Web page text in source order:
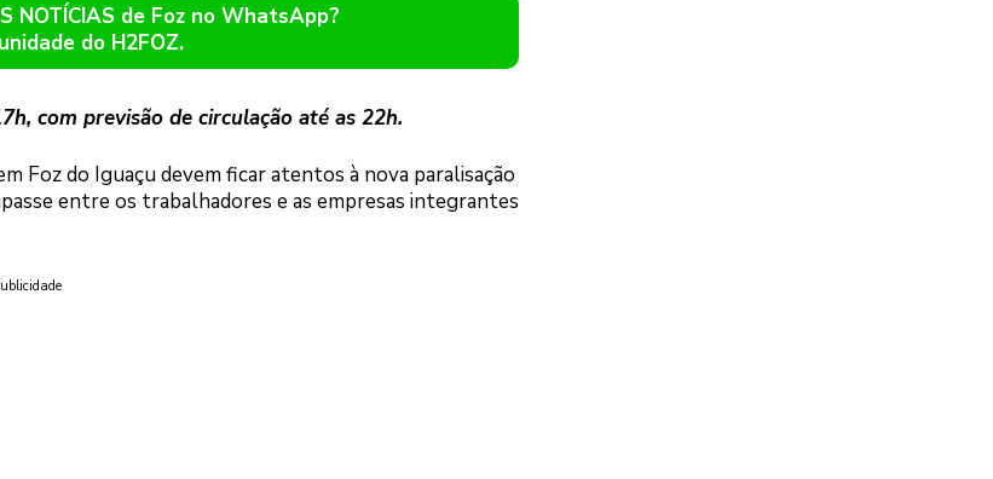
NOTÍCIAS de Foz no WhatsApp?
do H2FOZ.
com previsão de circulação até as 22h.
Foz do Iguaçu devem ficar atentos à nova paralisação
entre os trabalhadores e as empresas integrantes